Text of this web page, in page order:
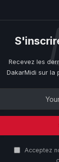
Recevez les
DakarMidi sur la
Acceptez